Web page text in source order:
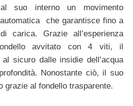
suo interno un movimento
che garantisce fino a
carica. Grazie all’esperienza
avvitato con 4 viti, il
sicuro dalle insidie dell’acqua
Nonostante ciò, il suo
grazie al fondello trasparente.